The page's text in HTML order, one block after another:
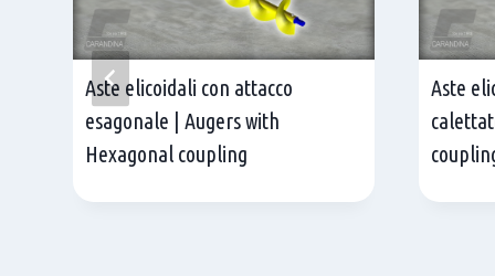
Aste elicoidali con attacco
esagonale | Augers with
Hexagonal coupling
Aste